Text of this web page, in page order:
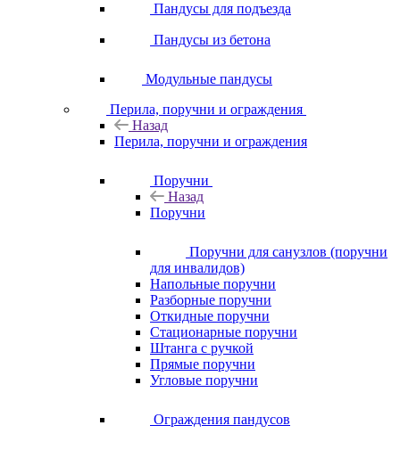
Пандусы для подъезда
Пандусы из бетона
Модульные пандусы
Перила, поручни и ограждения
Назад
Перила, поручни и ограждения
Поручни
Назад
Поручни
Поручни для санузлов (поручни
для инвалидов)
Напольные поручни
Разборные поручни
Откидные поручни
Стационарные поручни
Штанга с ручкой
Прямые поручни
Угловые поручни
Ограждения пандусов